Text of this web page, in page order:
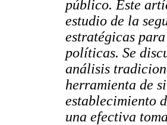
público. Este
estudio de la
estratégicas
políticas. Se
análisis
herramienta de
establecimiento
una efectiva